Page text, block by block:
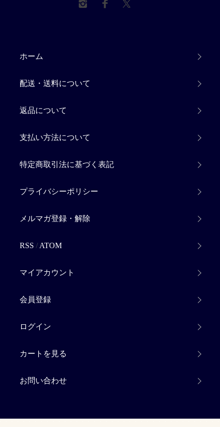
ホーム
配送・送料について
返品について
支払い方法について
特定商取引法に基づく表記
プライバシーポリシー
メルマガ登録・解除
RSS / ATOM
マイアカウント
会員登録
ログイン
カートを見る
お問い合わせ